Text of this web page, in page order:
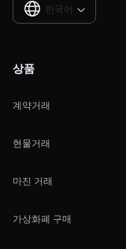
한국어 
상품
계약거래
현물거래
마진 거래
가상화폐 구매